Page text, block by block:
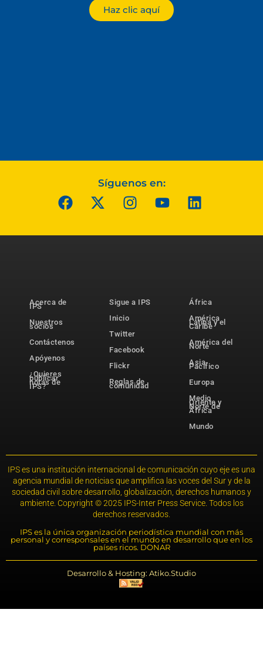
Haz clic aquí
Síguenos en:
Acerca de
IPS
Nuestros
socios
Contáctenos
Apóyenos
¿Quieres
publicar
notas de
IPS?
Sigue a IPS
Inicio
Twitter
Facebook
Flickr
Reglas de
comunidad
África
América
Latina y el
Caribe
América del
Norte
Asia-
Pacífico
Europa
Medio
Oriente y
Norte de
África
Mundo
IPS es una institución internacional de comunicación cuyo eje es una
agencia mundial de noticias que amplifica las voces del Sur y de la
sociedad civil sobre desarrollo, globalización, derechos humanos y
ambiente. Copyright © 2025 IPS-Inter Press Service. Todos los
derechos reservados.
IPS es la única organización periodística mundial con más
personal y corresponsales en el mundo en desarrollo que en los
países ricos. DONAR
Desarrollo & Hosting: Atiko.Studio